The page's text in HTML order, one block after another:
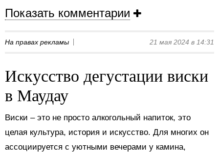
Показать комментарии
На правах рекламы 21 мая 2024 в 14:31
Искусство дегустации виски
в Маудау
Виски – это не просто алкогольный напиток, это
целая культура, история и искусство. Для многих он
ассоциируется с уютными вечерами у камина,